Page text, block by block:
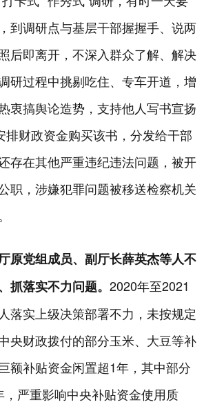
到调研点与基层干部握握手、说两
后即离开，不深入群众了解、解决
研过程中挑剔吃住、专车开道，增
衷搞舆论造势，支持他人写书宣扬
排财政资金购买该书，分发给干部
存在其他严重违纪违法问题，被开
职，涉嫌犯罪问题被移送检察机关
原党组成员、副厅长薛英杰等人不
抓落实不力问题。 2020年至2021
落实上级决策部署不力，未按规定
央财政拨付的部分玉米、大豆等补
额补贴资金闲置超1年，其中部分
，严重影响中央补贴资金使用质